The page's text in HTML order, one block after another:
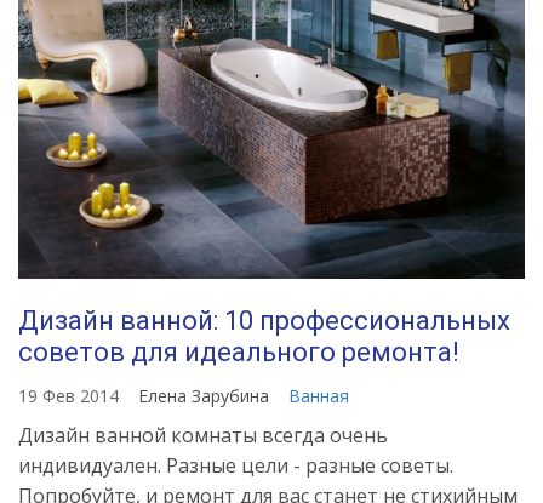
Дизайн ванной: 10 профессиональных
советов для идеального ремонта!
19 Фев 2014 Елена Зарубина Ванная
Дизайн ванной комнаты всегда очень
индивидуален. Разные цели - разные советы.
Попробуйте, и ремонт для вас станет не стихийным